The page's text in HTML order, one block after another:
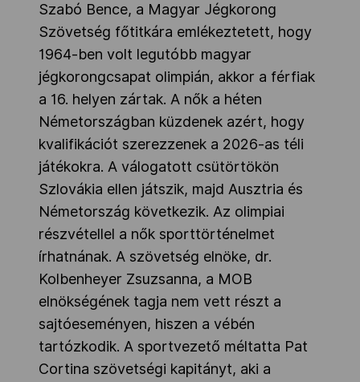
Szabó Bence, a Magyar Jégkorong
Szövetség főtitkára emlékeztetett, hogy
1964-ben volt legutóbb magyar
jégkorongcsapat olimpián, akkor a férfiak
a 16. helyen zártak. A nők a héten
Németországban küzdenek azért, hogy
kvalifikációt szerezzenek a 2026-as téli
játékokra. A válogatott csütörtökön
Szlovákia ellen játszik, majd Ausztria és
Németország következik. Az olimpiai
részvétellel a nők sporttörténelmet
írhatnának. A szövetség elnöke, dr.
Kolbenheyer Zsuzsanna, a MOB
elnökségének tagja nem vett részt a
sajtóeseményen, hiszen a vébén
tartózkodik. A sportvezető méltatta Pat
Cortina szövetségi kapitányt, aki a